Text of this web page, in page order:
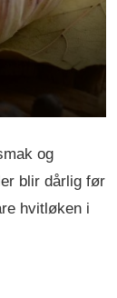
og
blir dårlig før
hvitløken i